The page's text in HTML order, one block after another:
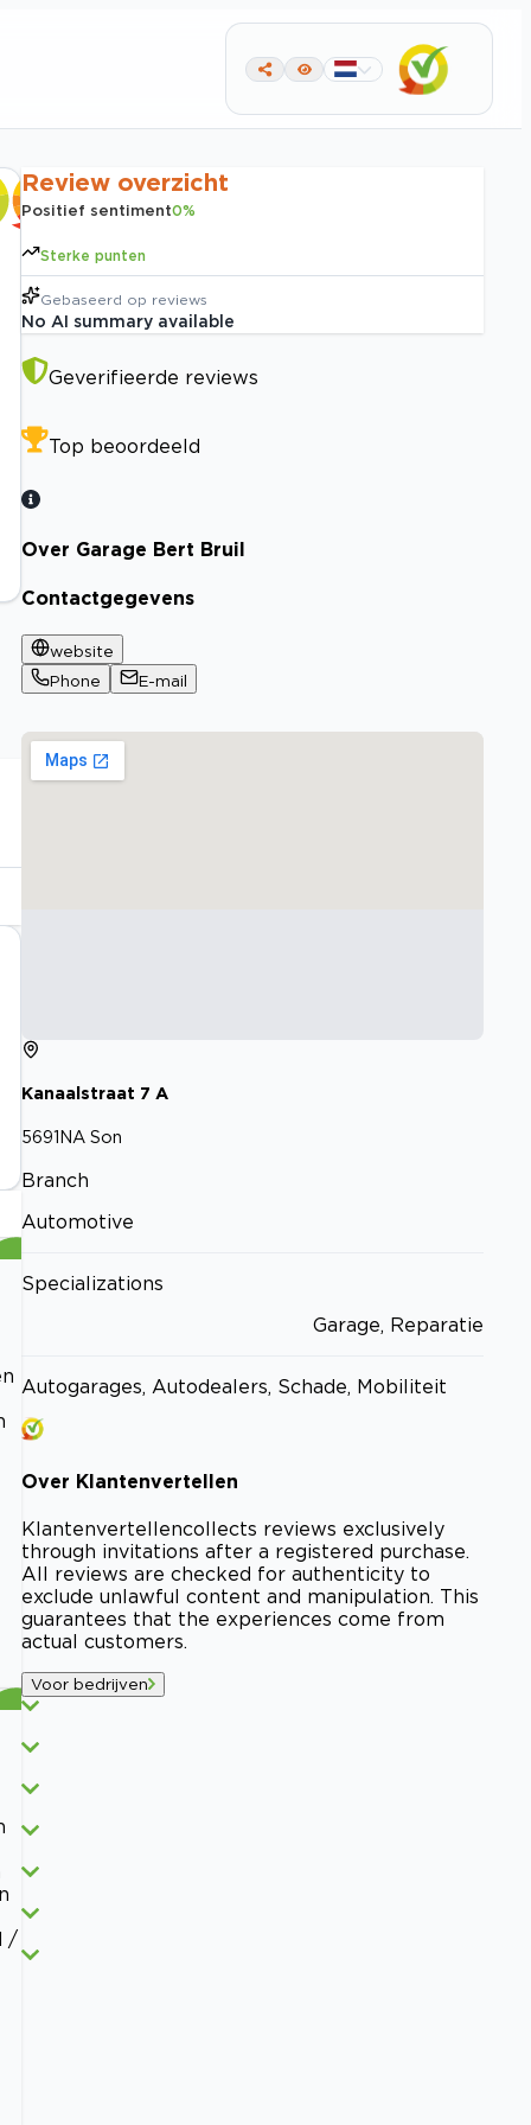
/
Review overzicht
Positief sentiment0%
Sterke punten
Gebaseerd op reviews
No AI summary available
Geverifieerde reviews
Top beoordeeld
Over Garage Bert Bruil
Contactgegevens
website
Phone
E-mail
Kanaalstraat 7 A
5691NA Son
Branch
Automotive
Specializations
Garage, Reparatie
Autogarages, Autodealers, Schade, Mobiliteit
Over Klantenvertellen
Klantenvertellencollects reviews exclusively
through invitations after a registered purchase.
All reviews are checked for authenticity to
exclude unlawful content and manipulation. This
guarantees that the experiences come from
actual customers.
Voor bedrijven